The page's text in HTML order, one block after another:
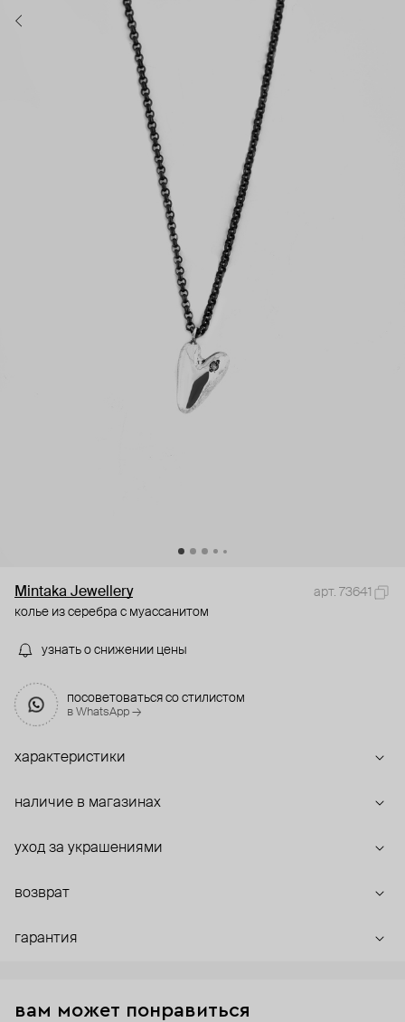
Mintaka Jewellery
арт. 73641
колье из серебра с муассанитом
узнать о снижении цены
посоветоваться со стилистом
в WhatsApp →
характеристики
наличие в магазинах
уход за украшениями
возврат
гарантия
вам может понравиться